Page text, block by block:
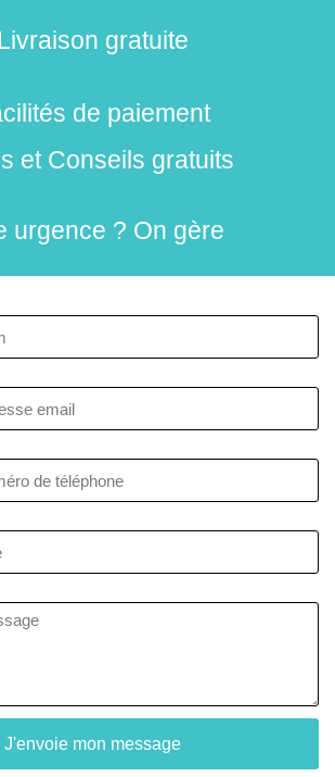
Livraison gratuite
de paiement
et Conseils gratuits
urgence ? On gère
J'envoie mon message